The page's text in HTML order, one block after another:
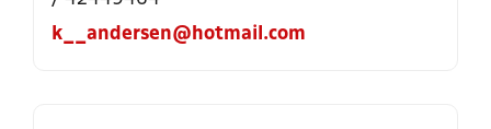
k__andersen@hotmail.com